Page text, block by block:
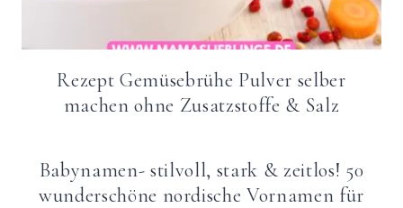
Rezept Gemüsebrühe Pulver selber
machen ohne Zusatzstoffe & Salz
Babynamen- stilvoll, stark & zeitlos! 50
wunderschöne nordische Vornamen für